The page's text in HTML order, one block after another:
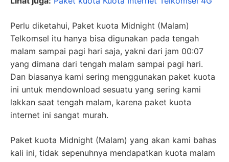
Perlu diketahui, Paket kuota Midnight (Malam)
Telkomsel itu hanya bisa digunakan pada tengah
malam sampai pagi hari saja, yakni dari jam 00:07
yang dimana dari tengah malam sampai pagi hari.
Dan biasanya kami sering menggunakan paket kuota
ini untuk mendownload sesuatu yang sering kami
lakkan saat tengah malam, karena paket kuota
internet ini sangat murah.
Paket kuota Midnight (Malam) yang akan kami bahas
kali ini, tidak sepenuhnya mendapatkan kuota malam